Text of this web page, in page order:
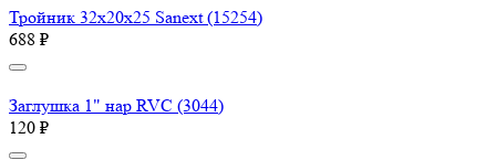
Тройник 32х20х25 Sanext (15254)
688 ₽
Заглушка 1" нар RVC (3044)
120 ₽